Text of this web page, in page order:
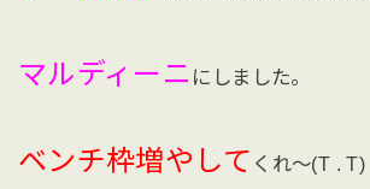
マルディーニ にしました。
ベンチ枠増やして くれ〜(T . T)